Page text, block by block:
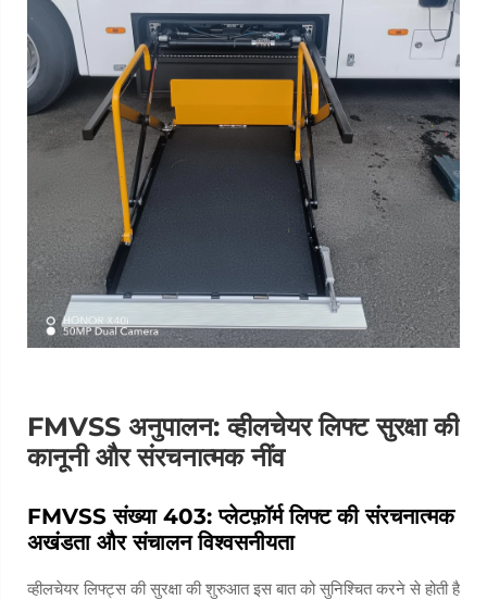
FMVSS अनुपालन: व्हीलचेयर लिफ्ट सुरक्षा की
कानूनी और संरचनात्मक नींव
FMVSS संख्या 403: प्लेटफ़ॉर्म लिफ्ट की संरचनात्मक
अखंडता और संचालन विश्वसनीयता
व्हीलचेयर लिफ्ट्स की सुरक्षा की शुरुआत इस बात को सुनिश्चित करने से होती है